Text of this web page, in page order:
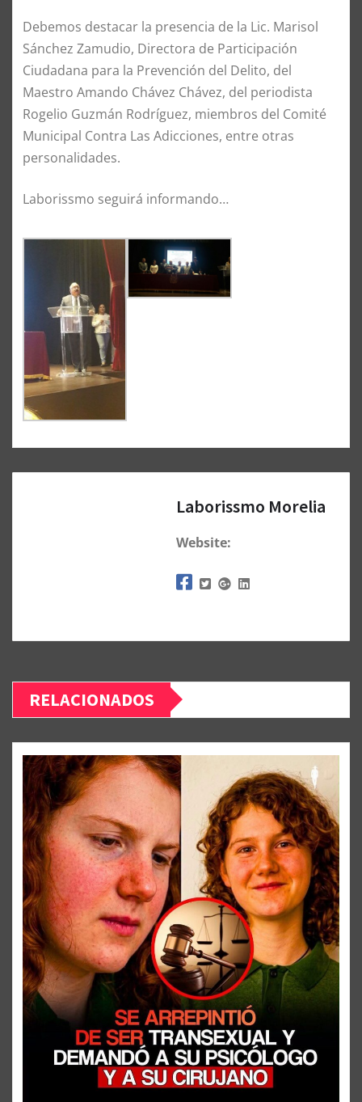
Debemos destacar la presencia de la Lic. Marisol
Sánchez Zamudio, Directora de Participación
Ciudadana para la Prevención del Delito, del
Maestro Amando Chávez Chávez, del periodista
Rogelio Guzmán Rodríguez, miembros del Comité
Municipal Contra Las Adicciones, entre otras
personalidades.
Laborissmo seguirá informando…
Laborissmo Morelia
Website:
RELACIONADOS